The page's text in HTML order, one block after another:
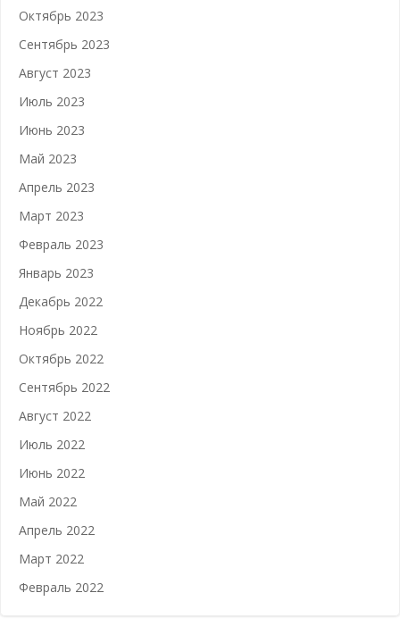
Октябрь 2023
Сентябрь 2023
Август 2023
Июль 2023
Июнь 2023
Май 2023
Апрель 2023
Март 2023
Февраль 2023
Январь 2023
Декабрь 2022
Ноябрь 2022
Октябрь 2022
Сентябрь 2022
Август 2022
Июль 2022
Июнь 2022
Май 2022
Апрель 2022
Март 2022
Февраль 2022